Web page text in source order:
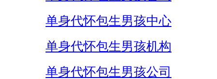
单身代怀包生男孩中心
单身代怀包生男孩机构
单身代怀包生男孩公司